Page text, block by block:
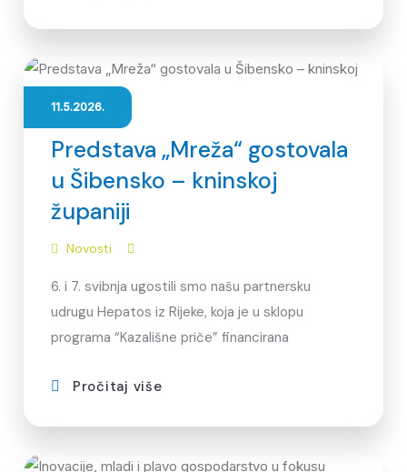
11.5.2026.
Predstava „Mreža“ gostovala
u Šibensko – kninskoj
županiji
Novosti
6. i 7. svibnja ugostili smo našu partnersku
udrugu Hepatos iz Rijeke, koja je u sklopu
programa “Kazališne priče” financirana
Pročitaj više